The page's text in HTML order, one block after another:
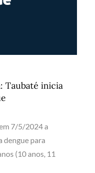
Taubaté inicia
7/5/2024 a
dengue para
(10 anos, 11